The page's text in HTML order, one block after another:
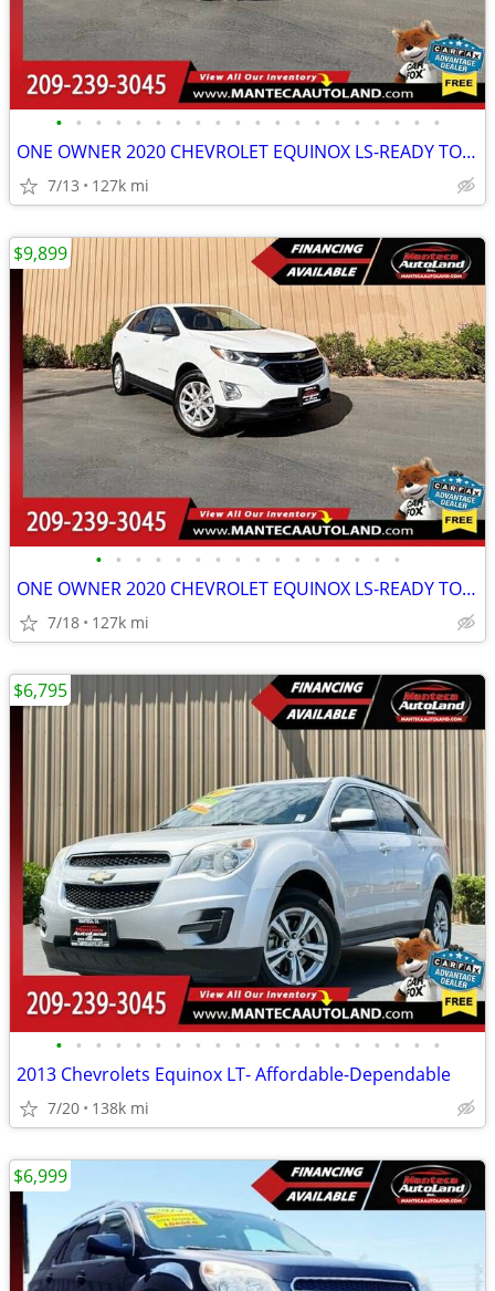
• • • • • • • • • • • • • • • • • • • •
ONE OWNER 2020 CHEVROLET EQUINOX LS-READY TO DRIVE!
7/13 127k mi
• • • • • • • • • • • • • • • •
ONE OWNER 2020 CHEVROLET EQUINOX LS-READY TO DRIVE!
7/18 127k mi
$9,899
• • • • • • • • • • • • • • • • • • • •
2013 Chevrolets Equinox LT- Affordable-Dependable
7/20 138k mi
$6,795
$6,999